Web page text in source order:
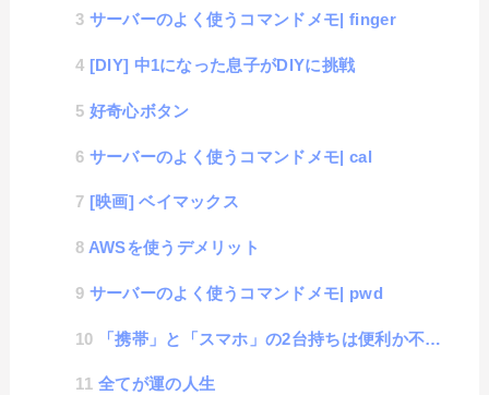
サーバーのよく使うコマンドメモ| finger
[DIY] 中1になった息子がDIYに挑戦
好奇心ボタン
サーバーのよく使うコマンドメモ| cal
[映画] ベイマックス
AWSを使うデメリット
サーバーのよく使うコマンドメモ| pwd
「携帯」と「スマホ」の2台持ちは便利か不便か
全てが運の人生